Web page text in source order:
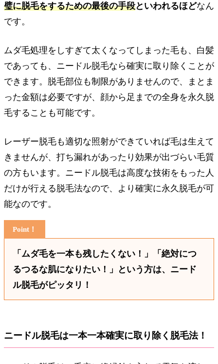
璧に脱毛をするための最後の手段といわれるほどなん
です。
ムダ毛処理をしすぎて太くなってしまった毛も、白髪
であっても、ニードル脱毛なら確実に取り除くことが
できます。脱毛部位も制限がありませんので、まとま
った金額は必要ですが、顔から足までの全身を永久脱
毛することも可能です。
レーザー脱毛も適切な照射ができていれば毛は生えて
きませんが、打ち漏れがあったり効果が出づらい毛質
の方もいます。ニードル脱毛は高度な技術をもった人
だけが行える脱毛法なので、より確実に永久脱毛が可
能なのです。
「ムダ毛を一本も残したくない！」「絶対につ
るつるな肌になりたい！」という方は、ニード
ル脱毛がピッタリ！
ニードル脱毛は一本一本確実に取り除く脱毛法！